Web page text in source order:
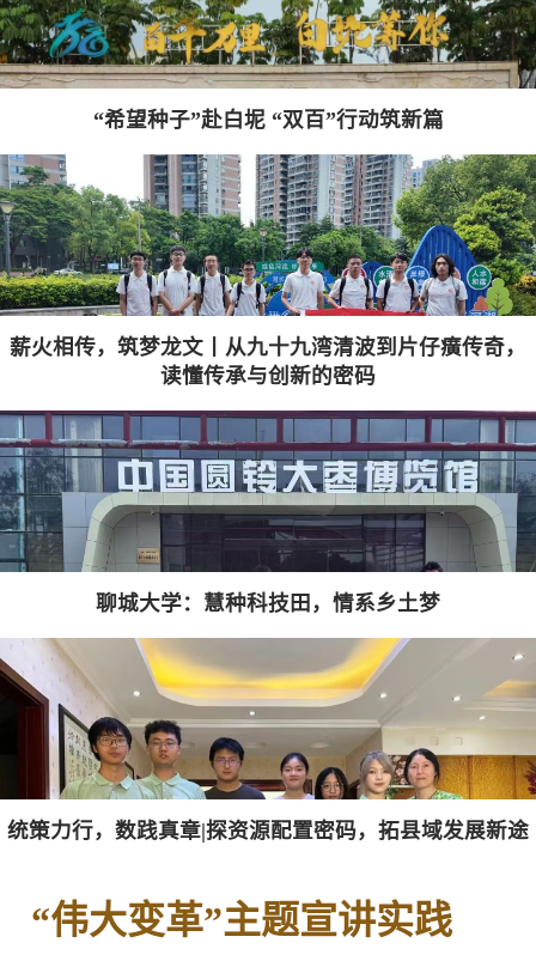
“希望种子”赴白坭 “双百”行动筑新篇
薪火相传，筑梦龙文丨从九十九湾清波到片仔癀传奇，
读懂传承与创新的密码
聊城大学：慧种科技田，情系乡土梦
统策力行，数践真章|探资源配置密码，拓县域发展新途
“伟大变革”主题宣讲实践